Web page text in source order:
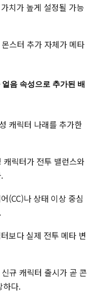
치가 높게 설정될 가능
스터 추가 자체가 메타
음 속성으로 추가된 배
캐릭터 나래를 추가한
릭터가 전투 밸런스와
(CC)나 상태 이상 중심
보다 실제 전투 메타 변
규 캐릭터 출시가 곧 콘
하다.